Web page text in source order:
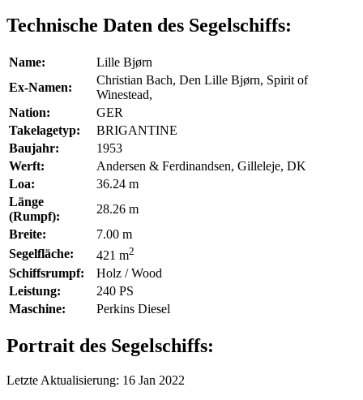
Technische Daten des Segelschiffs:
Name:
Lille Bjørn
Ex-Namen:
Christian Bach, Den Lille Bjørn, Spirit of
Winestead,
Nation:
GER
Takelagetyp:
BRIGANTINE
Baujahr:
1953
Werft:
Andersen & Ferdinandsen, Gilleleje, DK
Loa:
36.24 m
Länge
(Rumpf):
28.26 m
Breite:
7.00 m
Segelfläche:
421 m2
Schiffsrumpf:
Holz / Wood
Leistung:
240 PS
Maschine:
Perkins Diesel
Portrait des Segelschiffs:
Letzte Aktualisierung: 16 Jan 2022